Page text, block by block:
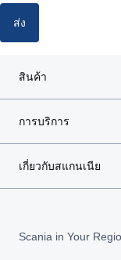
ส่ง
สินค้า
การบริการ
เกี่ยวกับสแกนเนีย
Scania in Your